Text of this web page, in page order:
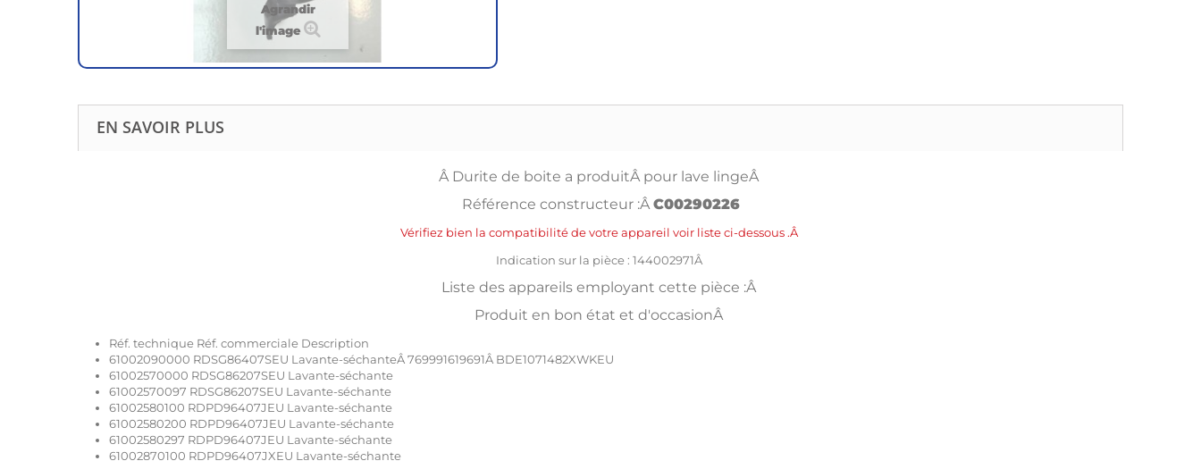
Agrandir
l'image
EN SAVOIR PLUS
Â Durite de boite a produitÂ pour lave lingeÂ
Référence constructeur :ÂC00290226
Vérifiez bien la compatibilité de votre appareil voir liste ci-dessous .Â
Indication sur la pièce : 144002971Â
Liste des appareils employant cette pièce :Â
Produit en bon état et d'occasionÂ
Réf. technique Réf. commerciale Description
61002090000 RDSG86407SEU Lavante-séchanteÂ 769991619691Â BDE1071482XWKEU
61002570000 RDSG86207SEU Lavante-séchante
61002570097 RDSG86207SEU Lavante-séchante
61002580100 RDPD96407JEU Lavante-séchante
61002580200 RDPD96407JEU Lavante-séchante
61002580297 RDPD96407JEU Lavante-séchante
61002870100 RDPD96407JXEU Lavante-séchante